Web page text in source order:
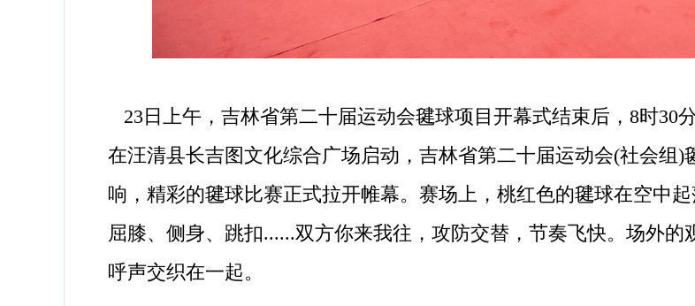
23日上午，吉林省第二十届运动会毽球项目开幕式结束后，8时30
在汪清县长吉图文化综合广场启动，吉林省第二十届运动会(社会组
响，精彩的毽球比赛正式拉开帷幕。赛场上，桃红色的毽球在空中
屈膝、侧身、跳扣......双方你来我往，攻防交替，节奏飞快。场外
呼声交织在一起。